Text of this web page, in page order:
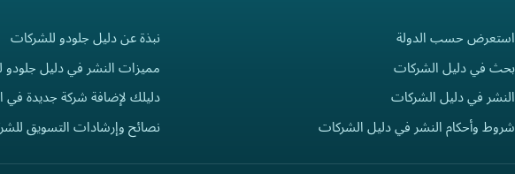
استعرض حسب الدولة
بحث في دليل الشركات
النشر في دليل الشركات
شروط وأحكام النشر في دليل الشركات
نبذة عن دليل جلودو للشركات
مميزات النشر في دليل
دليلك لإضافة شركة جديدة في
نصائح وإرشادات التسويق